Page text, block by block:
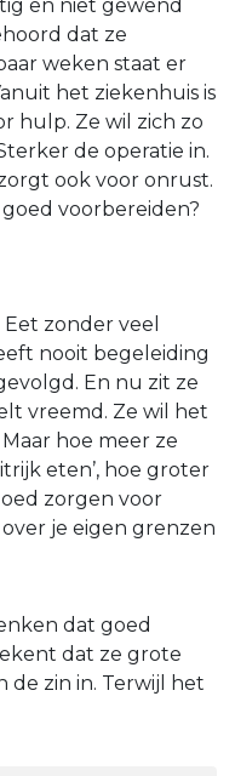
en niet gewend
dat ze
weken staat er
het ziekenhuis is
hulp. Ze wil zich zo
de operatie in.
ook voor onrust.
voorbereiden?
zonder veel
nooit begeleiding
En nu zit ze
vreemd. Ze wil het
hoe meer ze
eten’, hoe groter
zorgen voor
je eigen grenzen
dat goed
dat ze grote
de zin in. Terwijl het